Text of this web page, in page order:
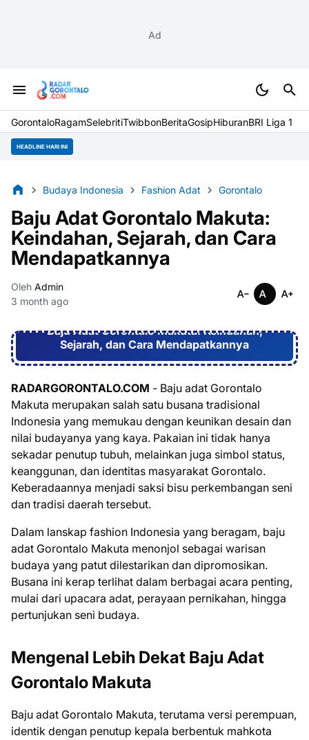
Ad
GorontaloRagamSelebritiTwibbonBeritaGosipHiburanBRI Liga 1
HEADLINE HARI INI
Budaya Indonesia Fashion Adat Gorontalo
Baju Adat Gorontalo Makuta:
Keindahan, Sejarah, dan Cara
Mendapatkannya
Oleh Admin
3 month ago
Baju Adat Gorontalo Makuta: Keindahan,
Sejarah, dan Cara Mendapatkannya
RADARGORONTALO.COM - Baju adat Gorontalo
Makuta merupakan salah satu busana tradisional
Indonesia yang memukau dengan keunikan desain dan
nilai budayanya yang kaya. Pakaian ini tidak hanya
sekadar penutup tubuh, melainkan juga simbol status,
keanggunan, dan identitas masyarakat Gorontalo.
Keberadaannya menjadi saksi bisu perkembangan seni
dan tradisi daerah tersebut.
Dalam lanskap fashion Indonesia yang beragam, baju
adat Gorontalo Makuta menonjol sebagai warisan
budaya yang patut dilestarikan dan dipromosikan.
Busana ini kerap terlihat dalam berbagai acara penting,
mulai dari upacara adat, perayaan pernikahan, hingga
pertunjukan seni budaya.
Mengenal Lebih Dekat Baju Adat
Gorontalo Makuta
Baju adat Gorontalo Makuta, terutama versi perempuan,
identik dengan penutup kepala berbentuk mahkota